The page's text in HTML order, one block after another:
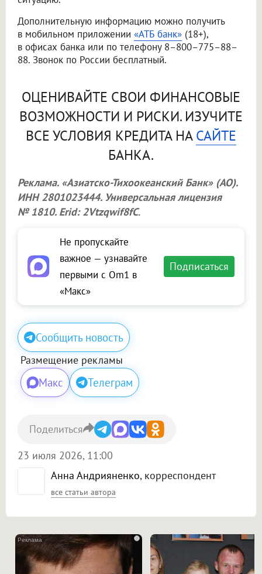
Дополнительную информацию можно получить
в мобильном приложении «АТБ банк» (18+),
в офисах банка или по телефону 8–800–775–88–
88. Звонок по России бесплатный.
ОЦЕНИВАЙТЕ СВОИ ФИНАНСОВЫЕ
ВОЗМОЖНОСТИ И РИСКИ. ИЗУЧИТЕ
ВСЕ УСЛОВИЯ КРЕДИТА НАСАЙТЕ
БАНКА.
Реклама. «Азиатско-Тихоокеанский Банк» (АО).
ИНН 2801023444. Универсальная лицензия
№ 1810. Erid: 2Vtzqwif8fC.
Не пропускайте
важное — узнавайте
первыми с Om1 в
«Макс»
Подписаться
Сообщить новость
Размещение рекламы
Макс Телеграм
Анна Андрияненко, корреспондент
все статьи автора
23 июля 2026, 11:00
Поделиться
i